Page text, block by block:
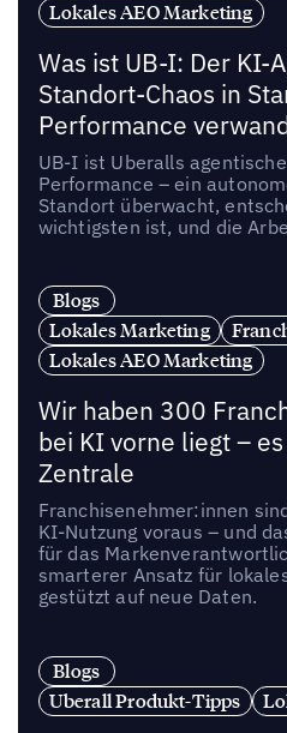
Lokales AEO Marketing
Was ist UB-I: Der KI-
Standort-Chaos in
Performance
UB-I ist Uberalls
Performance – ein
Standort überwacht,
wichtigsten ist, und die
Blogs
Lokales Marketing
Lokales AEO Marketing
Wir haben 300
bei KI vorne liegt –
Zentrale
Franchisenehmer:innen
KI-Nutzung voraus – und
für das
smarterer Ansatz für
gestützt auf neue Daten.
Blogs
Uberall Produkt-Tipps